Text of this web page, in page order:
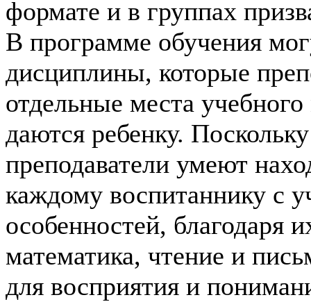
формате и в группах
В программе обучения
дисциплины, которые
отдельные места
даются ребенку.
преподаватели умеют
каждому воспитаннику с
особенностей, благодаря
математика, чтение и
для восприятия и